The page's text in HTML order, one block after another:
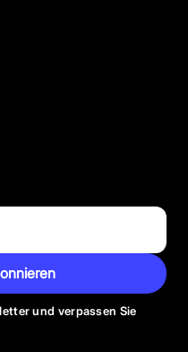
und verpassen Sie